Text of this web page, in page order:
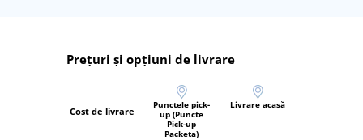
Prețuri și opțiuni de livrare
Cost de livrare
Punctele pick-
up (Puncte
Pick-up
Packeta)
Livrare acasă